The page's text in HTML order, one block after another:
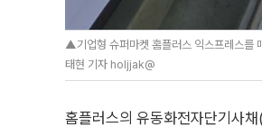
▲기업형 슈퍼마켓 홈플러스 익스프레스를
태현 기자 holjjak@
홈플러스의 유동화전자단기사